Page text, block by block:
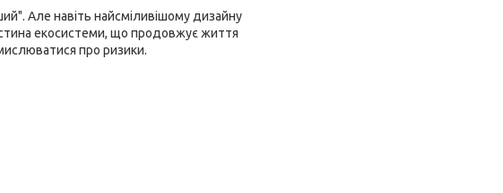
Але навіть найсміливішому дизайну
екосистеми, що продовжує життя
про ризики.